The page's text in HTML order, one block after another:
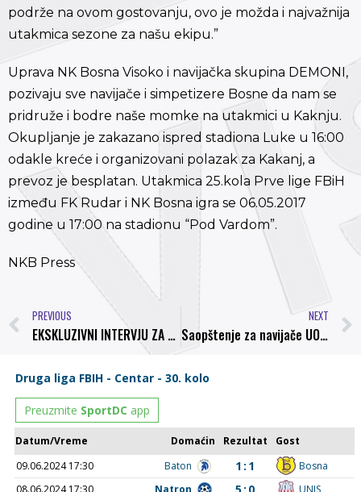
podrže na ovom gostovanju, ovo je možda i najvažnija
utakmica sezone za našu ekipu.”
Uprava NK Bosna Visoko i navijačka skupina DEMONI,
pozivaju sve navijače i simpetizere Bosne da nam se
pridruže i bodre naše momke na utakmici u Kaknju.
Okupljanje je zakazano ispred stadiona Luke u 16:00
odakle kreće i organizovani polazak za Kakanj, a
prevoz je besplatan. Utakmica 25.kola Prve lige FBiH
između FK Rudar i NK Bosna igra se 06.05.2017
godine u 17:00 na stadionu “Pod Vardom”.
NKB Press
PREVIOUS
EKSKLUZIVNI INTERVJU ZA SPORTSKEVIJESTI.COM O ŠANSAMA KLUBA ZA PLASMAN U PREMIJER LIGU BIH I O REPREZENTACIJI BIH GOVORI REGIONALNO PRIZNATI STRUČNJAK I ŠEF STRUČNOG ŠTABA NK BOSNA VISOKO IVO IŠTUK
NEXT
Saopštenje za navijače UO NK “Bosna” Visoko